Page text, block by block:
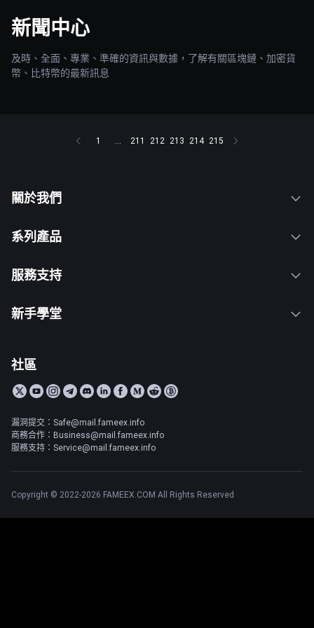
新聞中心
及時、全面、專業、準確的資訊與數據，了解有關區塊鏈、加密貨
幣、比特幣的最新訊息
1 ... 211 212 213 214 215
關於我們
系列產品
服務支持
新手學堂
社區
漏洞提交：Safe@mail.fameex.info
商務合作：Business@mail.fameex.info
服務支持：Service@mail.fameex.info
Copyright © 2022-2026 FAMEEX.COM All Rights Reserved